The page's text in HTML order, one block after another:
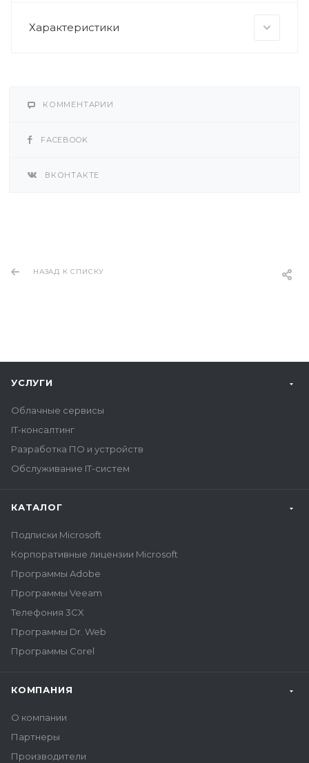
Характеристики
КОММЕНТАРИИ
FACEBOOK
ВКОНТАКТЕ
НАЗАД К СПИСКУ
УСЛУГИ
Облачные сервисы
IT-консалтинг
Разработка ПО и устройств
Обслуживание IT-систем
КАТАЛОГ
Подписки Microsoft
Корпоративные лицензии Microsoft
Программы Adobe
Программы Veeam
Телефония 3CX
Программы Dr. Web
Программы Corel
КОМПАНИЯ
О компании
Партнеры
Производители